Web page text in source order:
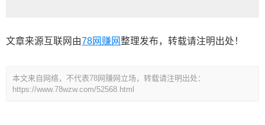
文章来源互联网由78网赚网整理发布，转载请注明出处！
本文来自网络，不代表78网赚网立场，转载请注明出处：
https://www.78wzw.com/52568.html